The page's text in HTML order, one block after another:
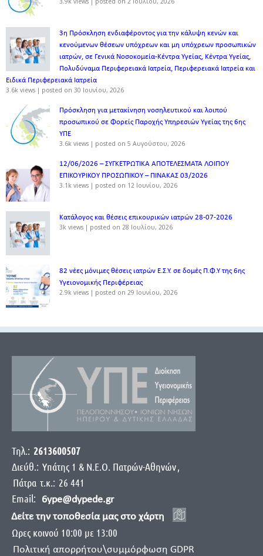
3η Πρόσκληση ενδιαφέροντος για την κάλυψη κενών και
κενούμενων θέσεων υπόχρεων και μη υπόχρεων προσωπικών
ιατρών, σε Γενικά Νοσοκομεία-Κέντρα Υγείας, Κέντρα Υγείας,
Πολυδύναμα Περιφερειακά Ιατρεία, Περιφερειακά Ιατρεία και
Ειδικά Περιφερειακά Ιατρεία
3.6k views | posted on 30 Ιουνίου, 2026
Πρόσκληση για μετακίνηση νοσηλευτικού και λοιπού
προσωπικού σε Φορείς Παροχής Υπηρεσιών Υγείας της 6ης
ΥΠΕ
3.6k views | posted on 5 Αυγούστου, 2026
12/06/2026 – ΣΥΓΚΕΤΡΩΤΙΚΑ ΑΠΟΤΕΛΕΣΜΑΤΑ ΛΟΙΠΟΥ
ΕΠΙΚΟΥΡΙΚΟΥ ΠΡΟΣΩΠΙΚΟΥ – ΠΙΝΑΚΑΣ 03/2026
3.1k views | posted on 12 Ιουνίου, 2026
Κατάλογος και θέσεις επικουρικών ιατρών 28-07-2026
3k views | posted on 28 Ιουλίου, 2026
82 νέες μόνιμες θέσεις ιατρών Ε.Σ.Υ. σε δομές Π.Φ.Υ της 6ης
Υγειονομικής Περιφέρειας
2.9k views | posted on 29 Ιουνίου, 2026
Τηλ.: 2613600507
Διεύθ.: Yπάτης 1 & Ν.Ε.Ο. Πατρών-Αθηνών,
Πάτρα τ.κ.: 26 441
Email:
6ype@dypede.gr
Δείτε την τοποθεσία μας στο χάρτη
Ωρες κοινού 10:00 με 13:00
Πολιτική απορρήτου\συμμόρφωση GDPR